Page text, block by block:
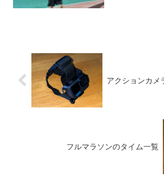
アクションカメ
フルマラソンのタイム一覧